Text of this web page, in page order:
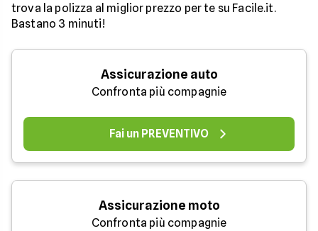
trova la polizza al miglior prezzo per te su Facile.it.
Bastano 3 minuti!
Assicurazione auto
Confronta più compagnie
Fai un PREVENTIVO
Assicurazione moto
Confronta più compagnie